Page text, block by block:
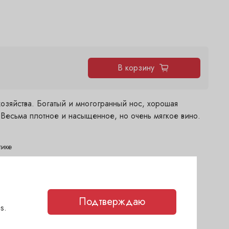
В корзину
(сегодня)
Богатый и многогранный нос, хорошая
Весьма плотное и насыщенное, но очень мягкое вино.
Подтверждаю